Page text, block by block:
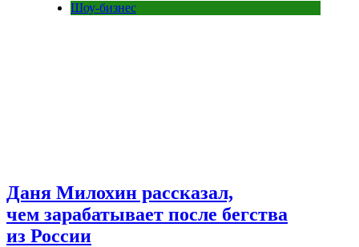
Шоу-бизнес
Даня Милохин рассказал,
чем зарабатывает после бегства
из России